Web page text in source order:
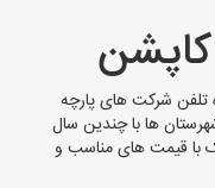
کاربرد
شهرشرکت های پارچه
ها با چندین سال
با قیمت های مناسب و